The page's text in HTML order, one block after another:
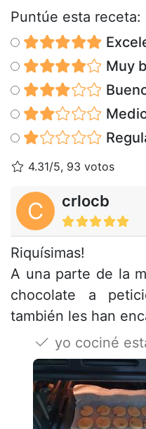
Puntúe esta receta:
Muy
4.31/5, 93 votos
C crlocb
Riquísimas!
A una parte de la
chocolate a
también les han
yo cociné